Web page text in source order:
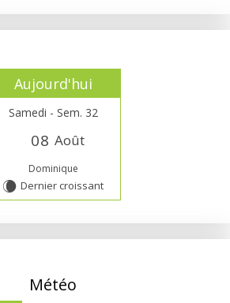
Aujourd'hui
Samedi - Sem. 32
08 Août
Dominique
W Dernier croissant
Météo